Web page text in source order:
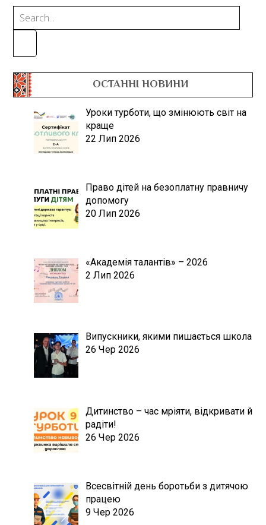
ОСТАННІ НОВИНИ
Уроки турботи, що змінюють світ на
краще
22 Лип 2026
Право дітей на безоплатну правничу
допомогу
20 Лип 2026
«Академія талантів» – 2026
2 Лип 2026
Випускники, якими пишається школа
26 Чер 2026
Дитинство – час мріяти, відкривати й
радіти!
26 Чер 2026
Всесвітній день боротьби з дитячою
працею
9 Чер 2026